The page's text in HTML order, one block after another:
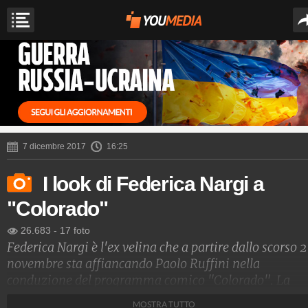
7 dicembre 2017 16:25
I look di Federica Nargi a
"Colorado"
26.683 - 17 foto
Federica Nargi è l'ex velina che a partire dallo scorso 2
novembre sta affiancando Paolo Ruffini nella
conduzione del programma comico "Colorado". La
MOSTRA TUTTO